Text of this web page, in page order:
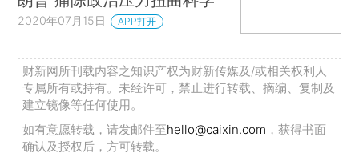
2020年07月15日 APP打开
财新网所刊载内容之知识产权为财新传媒及/或相关权利人
专属所有或持有。未经许可，禁止进行转载、摘编、复制及
建立镜像等任何使用。
如有意愿转载，请发邮件至hello@caixin.com ，获得书面
确认及授权后，方可转载。